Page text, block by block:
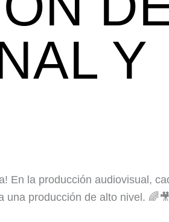
Y
En la producción audiovisual,
una producción de alto nivel.